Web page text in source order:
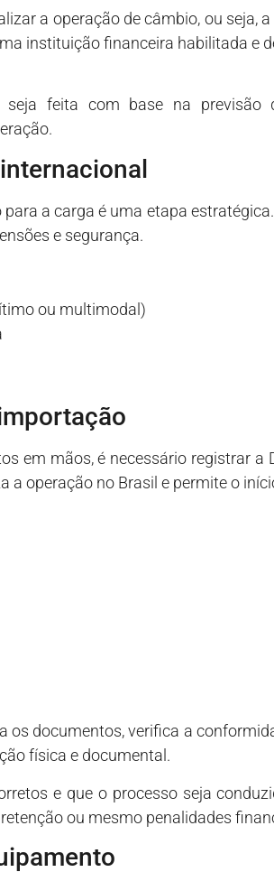
a operação de câmbio, ou seja,
instituição financeira habilitada e
feita com base na previsão
a carga é uma etapa
e segurança.
ou multimodal)
em mãos, é necessário registrar
a operação no Brasil e permite o
os documentos, verifica a
física e documental.
e que o processo seja
ou mesmo penalidades